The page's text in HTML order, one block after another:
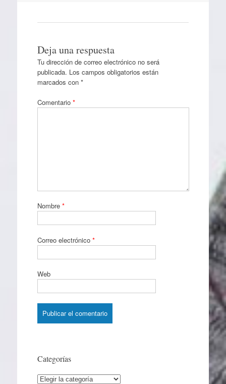
Deja una respuesta
Tu dirección de correo electrónico no será
publicada. Los campos obligatorios están
marcados con *
Comentario *
Nombre *
Correo electrónico *
Web
Categorías
Categorías